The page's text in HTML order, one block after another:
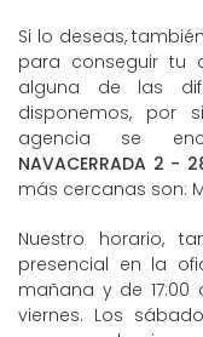
Si lo deseas,
para conseguir tu
alguna de las
disponemos, por
agencia se
NAVACERRADA 2 -
más cercanas son:
Nuestro horario,
presencial en la
mañana y de
viernes. Los